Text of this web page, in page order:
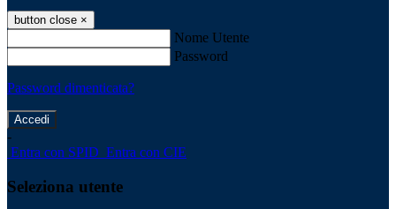
button close ×
Nome Utente
Password
Password dimenticata?
-
Entra con SPID Entra con CIE
Seleziona utente